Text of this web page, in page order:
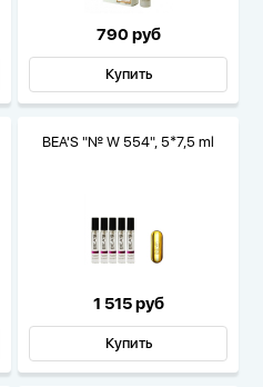
790 руб
Купить
BEA'S "№ W 554", 5*7,5 ml
1 515 руб
Купить